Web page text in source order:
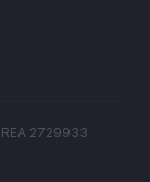
2729933